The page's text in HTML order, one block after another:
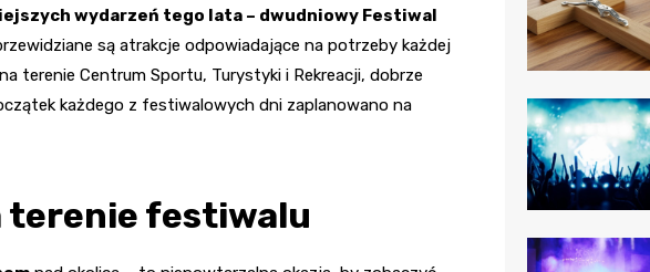
wydarzeń tego lata – dwudniowy Festiwal
są atrakcje odpowiadające na potrzeby każdej
terenie Centrum Sportu, Turystyki i Rekreacji, dobrze
każdego z festiwalowych dni zaplanowano na
terenie festiwalu